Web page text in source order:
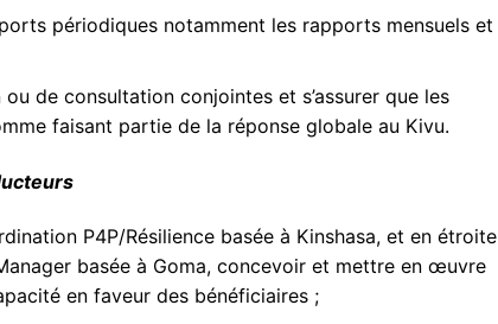
périodiques notamment les rapports mensuels et
de consultation conjointes et s’assurer que les
faisant partie de la réponse globale au Kivu.
P4P/Résilience basée à Kinshasa, et en étroite
basée à Goma, concevoir et mettre en œuvre
en faveur des bénéficiaires ;